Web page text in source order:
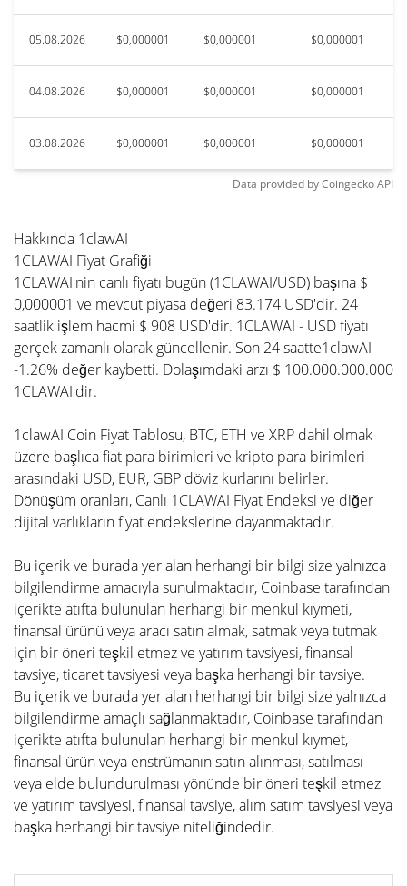
05.08.2026 $0,000001 $0,000001 $0,000001
04.08.2026 $0,000001 $0,000001 $0,000001
03.08.2026 $0,000001 $0,000001 $0,000001
Data provided byCoingeckoAPI
Hakkında 1clawAI
1CLAWAI Fiyat Grafiği
1CLAWAI'nin canlı fiyatı bugün (1CLAWAI/USD) başına $
0,000001 ve mevcut piyasa değeri 83.174 USD'dir. 24
saatlik işlem hacmi $ 908 USD'dir. 1CLAWAI - USD fiyatı
gerçek zamanlı olarak güncellenir. Son 24 saatte1clawAI
-1.26% değer kaybetti. Dolaşımdaki arzı $ 100.000.000.000
1CLAWAI'dir.
1clawAI Coin Fiyat Tablosu, BTC, ETH ve XRP dahil olmak
üzere başlıca fiat para birimleri ve kripto para birimleri
arasındaki USD, EUR, GBP döviz kurlarını belirler.
Dönüşüm oranları, Canlı 1CLAWAI Fiyat Endeksi ve diğer
dijital varlıkların fiyat endekslerine dayanmaktadır.
Bu içerik ve burada yer alan herhangi bir bilgi size yalnızca
bilgilendirme amacıyla sunulmaktadır, Coinbase tarafından
içerikte atıfta bulunulan herhangi bir menkul kıymeti,
finansal ürünü veya aracı satın almak, satmak veya tutmak
için bir öneri teşkil etmez ve yatırım tavsiyesi, finansal
tavsiye, ticaret tavsiyesi veya başka herhangi bir tavsiye.
Bu içerik ve burada yer alan herhangi bir bilgi size yalnızca
bilgilendirme amaçlı sağlanmaktadır, Coinbase tarafından
içerikte atıfta bulunulan herhangi bir menkul kıymet,
finansal ürün veya enstrümanın satın alınması, satılması
veya elde bulundurulması yönünde bir öneri teşkil etmez
ve yatırım tavsiyesi, finansal tavsiye, alım satım tavsiyesi veya
başka herhangi bir tavsiye niteliğindedir.